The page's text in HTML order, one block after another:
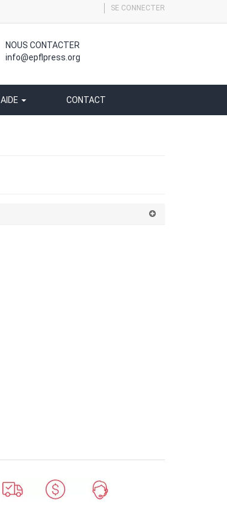
SE CONNECTER
NOUS CONTACTER
info@epflpress.org
AIDE CONTACT